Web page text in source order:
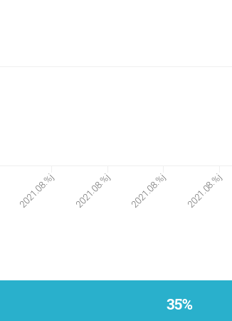
2021.08.%j 2021.08.%j 2021.08.%j 2021.08.%j
35%